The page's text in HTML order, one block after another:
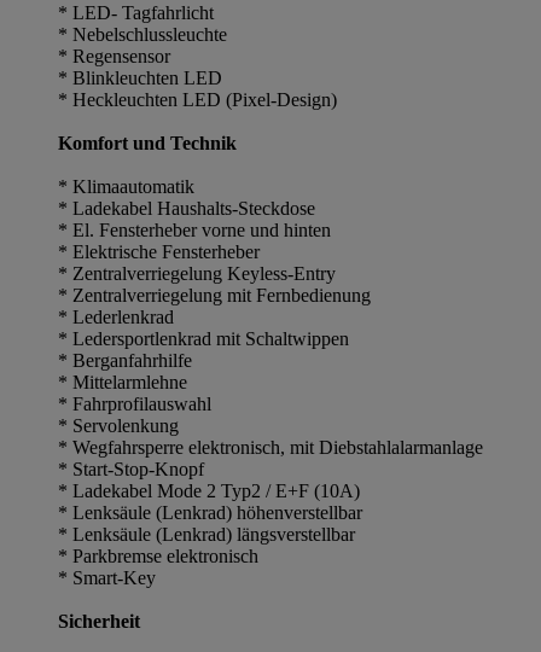
* LED- Tagfahrlicht
* Nebelschlussleuchte
* Regensensor
* Blinkleuchten LED
* Heckleuchten LED (Pixel-Design)
Komfort und Technik
* Klimaautomatik
* Ladekabel Haushalts-Steckdose
* El. Fensterheber vorne und hinten
* Elektrische Fensterheber
* Zentralverriegelung Keyless-Entry
* Zentralverriegelung mit Fernbedienung
* Lederlenkrad
* Ledersportlenkrad mit Schaltwippen
* Berganfahrhilfe
* Mittelarmlehne
* Fahrprofilauswahl
* Servolenkung
* Wegfahrsperre elektronisch, mit Diebstahlalarmanlage
* Start-Stop-Knopf
* Ladekabel Mode 2 Typ2 / E+F (10A)
* Lenksäule (Lenkrad) höhenverstellbar
* Lenksäule (Lenkrad) längsverstellbar
* Parkbremse elektronisch
* Smart-Key
Sicherheit